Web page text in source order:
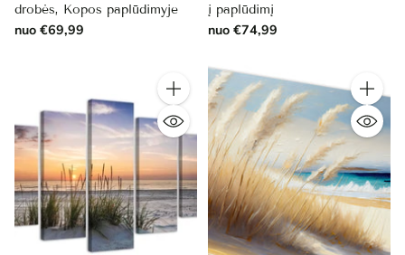
drobės, Kopos paplūdimyje
nuo €69,99
į paplūdimį
nuo €74,99
Kiekis Kiekis